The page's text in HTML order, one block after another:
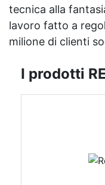
tecnica alla
lavoro fatto a
milione di clienti
I prodotti